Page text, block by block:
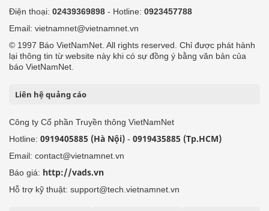
Điện thoại: 02439369898 - Hotline: 0923457788
Email: vietnamnet@vietnamnet.vn
© 1997 Báo VietNamNet. All rights reserved. Chỉ được phát hành
lại thông tin từ website này khi có sự đồng ý bằng văn bản của
báo VietNamNet.
Liên hệ quảng cáo
Công ty Cổ phần Truyền thông VietNamNet
Hotline: 0919405885 (Hà Nội) - 0919435885 (Tp.HCM)
Email: contact@vietnamnet.vn
Báo giá: http://vads.vn
Hỗ trợ kỹ thuật: support@tech.vietnamnet.vn